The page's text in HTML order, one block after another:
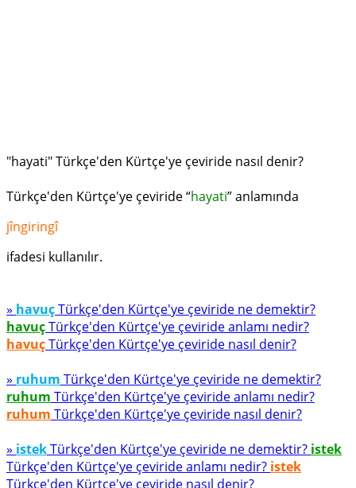
"hayati" Türkçe'den Kürtçe'ye çeviride nasıl denir?
Türkçe'den Kürtçe'ye çeviride “hayati” anlamında
jîngiringî
ifadesi kullanılır.
» havuçTürkçe'den Kürtçe'ye çeviride ne demektir?
havuçTürkçe'den Kürtçe'ye çeviride anlamı nedir?
havuçTürkçe'den Kürtçe'ye çeviride nasıl denir?
» ruhum Türkçe'den Kürtçe'ye çeviride ne demektir?
ruhum Türkçe'den Kürtçe'ye çeviride anlamı nedir?
ruhum Türkçe'den Kürtçe'ye çeviride nasıl denir?
» istekTürkçe'den Kürtçe'ye çeviride ne demektir? istek
Türkçe'den Kürtçe'ye çeviride anlamı nedir? istek
Türkçe'den Kürtçe'ye çeviride nasıl denir?